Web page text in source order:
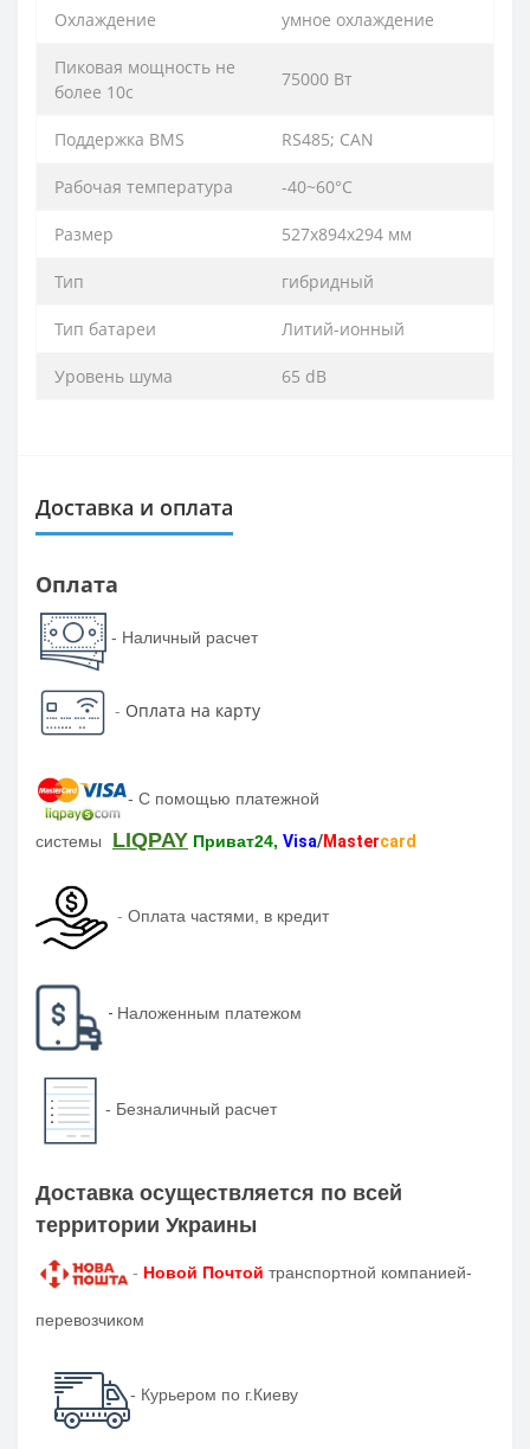
Охлаждение умное охлаждение
Пиковая мощность не
более 10с
75000 Вт
Поддержка BMS RS485; CAN
Рабочая температура -40~60°C
Размер 527х894х294 мм
Тип гибридный
Тип батареи Литий-ионный
Уровень шума 65 dB
Доставка и оплата
Оплата
- Наличный расчет
- Оплата на карту
- С помощью платежной
системы LIQPAY Приват24, Visa/Mastercard
- Оплата частями, в кредит
- Наложенным платежом
- Безналичный расчет
Доставка осуществляется по всей
территории Украины
- Новой Почтой транспортной компанией-
перевозчиком
- Курьером по г.Киеву